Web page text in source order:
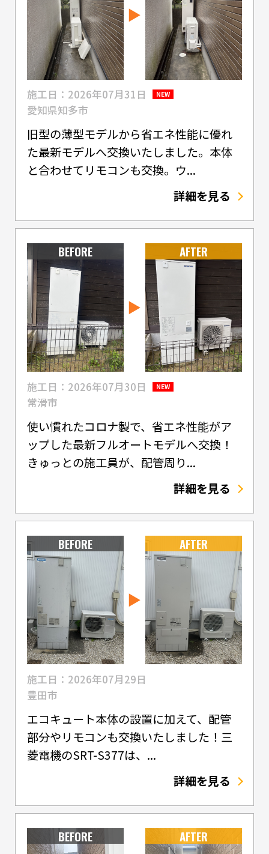
施工日：2026年07月31日 NEW
愛知県知多市
旧型の薄型モデルから省エネ性能に優れ
た最新モデルへ交換いたしました。本体
と合わせてリモコンも交換。ウ...
詳細を見る
BEFORE AFTER
施工日：2026年07月30日 NEW
常滑市
使い慣れたコロナ製で、省エネ性能がア
ップした最新フルオートモデルへ交換！
きゅっとの施工員が、配管周り...
詳細を見る
BEFORE AFTER
施工日：2026年07月29日
豊田市
エコキュート本体の設置に加えて、配管
部分やリモコンも交換いたしました！三
菱電機のSRT-S377は、...
詳細を見る
BEFORE AFTER